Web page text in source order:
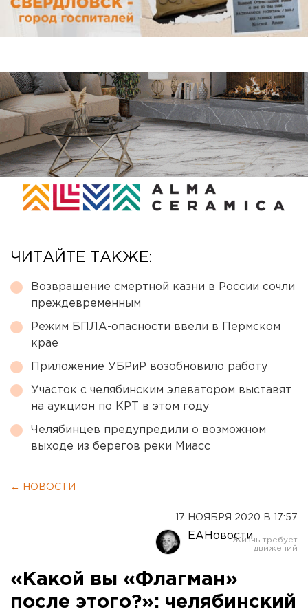
ЧИТАЙТЕ ТАКЖЕ:
Возвращение смертной казни в России сочли
преждевременным
Режим БПЛА-опасности ввели в Пермском
крае
Приложение УБРиР возобновило работу
Участок с челябинским элеватором выставят
на аукцион по КРТ в этом году
Челябинцев предупредили о возможном
выходе из берегов реки Миасс
← НОВОСТИ
17 НОЯБРЯ 2020 В 17:57
ЕАНовости
«Какой вы «Флагман»
после этого?»: челябинский